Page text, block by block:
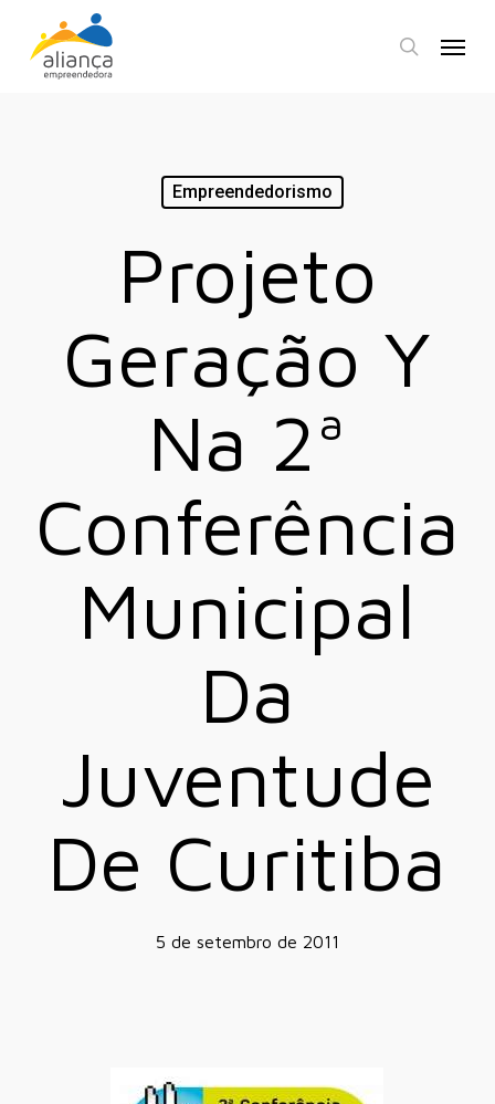
search
Empreendedorismo
Projeto
Geração Y
Na 2ª
Conferência
Municipal
Da
Juventude
De Curitiba
5 de setembro de 2011